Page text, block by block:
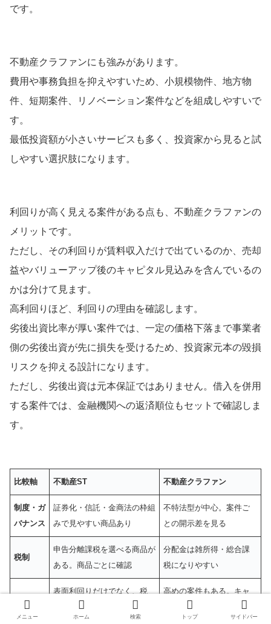
です。
不動産クラファンにも強みがあります。
費用や事務負担を抑えやすいため、小規模物件、地方物
件、短期案件、リノベーション案件などを組成しやすいで
す。
最低投資額が小さいサービスも多く、投資家から見ると試
しやすい選択肢になります。
利回りが高く見える案件がある点も、不動産クラファンの
メリットです。
ただし、その利回りが賃料収入だけで出ているのか、売却
益やバリューアップ後のキャピタル見込みを含んでいるの
かは分けて見ます。
高利回りほど、利回りの理由を確認します。
劣後出資比率が厚い案件では、一定の価格下落まで事業者
側の劣後出資が先に損失を受けるため、投資家元本の毀損
リスクを抑える設計になります。
ただし、劣後出資は元本保証ではありません。借入を併用
する案件では、金融機関への返済順位もセットで確認しま
す。
比較軸 不動産ST 不動産クラファン
制度・ガ
バナンス
証券化・信託・金商法の枠組
みで見やすい商品あり
不特法型が中心。案件ご
との開示差を見る
税制
申告分離課税を選べる商品が
ある。商品ごとに確認
分配金は雑所得・総合課
税になりやすい
利回り
表面利回りだけでなく、税
制・売却ルート込みで見る
高めの案件もある。キャ
ピタル見込みを確認
メニュー ホーム 検索 トップ サイドバー